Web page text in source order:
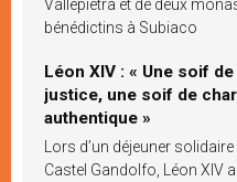
Vallepietra et de deux
bénédictins à Subiaco
Léon XIV : « Une soif de
justice, une soif de
authentique »
Lors d’un déjeuner solidaire
Castel Gandolfo, Léon XIV